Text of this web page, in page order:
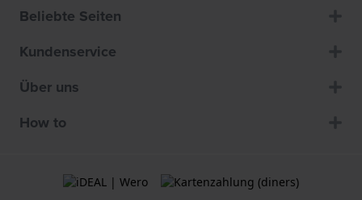
Beliebte Seiten
Kundenservice
Über uns
How to